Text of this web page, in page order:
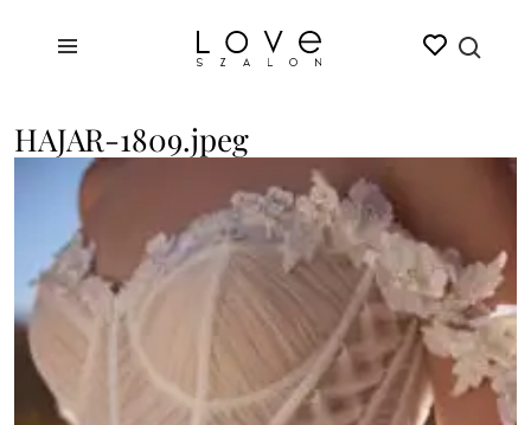
HAJAR-1809.jpeg